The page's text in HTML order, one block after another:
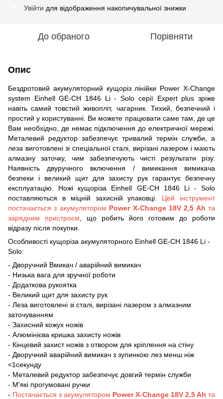
Увійти для відображення накопичувальної знижки
До обраного Порівняти
Опис
Бездротовий акумуляторний кущоріз лінійки Power X-Change
system Einhell GE-CH 1846 Li - Solo серії Expert plus зріже
навіть самий товстий живопліт, чагарник. Тихий, безпечний і
простий у користуванні. Ви можете працювати саме там, де це
Вам необхідно, де немає підключення до електричної мережі.
Металевий редуктор забезпечує тривалий термін служби, а
леза виготовлені зі спеціальної сталі, вирізані лазером і мають
алмазну заточку, чим забезпечують чисті результати різу.
Наявність двуручного включення / вимикання вимикача
безпеки і великий щит для захисту рук гарантує безпечну
експлуатацію. Ножі кущоріза Einhell GE-CH 1846 Li - Solo
поставляються в міцній захисній упаковці. Цей інструмент
постачається з акумулятором Power X-Change 18V 2,5 Ah та
зарядним пристроєм , що робить його готовим до роботи
відразу після покупки.
Особливості кущоріза акумуляторного Einhell GE-CH 1846 Li -
Solo:
- Дворучний Вмикач / аварійний вимикач
- Низька вага для зручної роботи
- Додаткова рукоятка
- Великий щит для захисту рук
- Леза виготовлені зі сталі, вирізані лазером з алмазним
заточуванням
- Захисний кожух ножів
- Алюмінієва кришка захисту ножів
- Кінцевий захист ножів з отвором для кріплення на стіну
- Дворучний аварійний вимикач з зупинкою лез менш ніж
<1секунду
- Металевий редуктор забезпечує довгий термін служби
- М'які прогумовані ручки
- Постачається з акумулятором Power X-Change 18V 2,5 Ah та